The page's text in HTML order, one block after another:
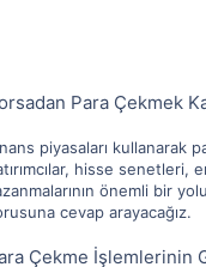
Para Çekmek
piyasaları kullanarak
hisse senetleri,
önemli bir
cevap arayacağız.
Çekme İşlemlerinin